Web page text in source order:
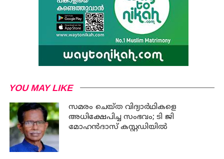
YOU MAY LIKE
സമരം ചെയ്ത വിദ്യാര്‍ഥികളെ
അധിക്ഷേപിച്ച സംഭവം; ടി ജി
മോഹന്‍ദാസ് കസ്റ്റഡിയിൽ